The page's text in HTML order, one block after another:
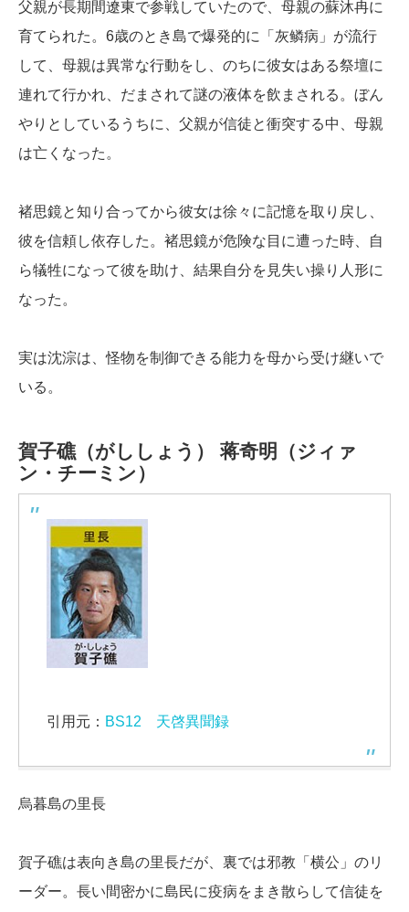
父親が長期間遼東で参戦していたので、母親の蘇沐冉に
育てられた。6歳のとき島で爆発的に「灰鳞病」が流行
して、母親は異常な行動をし、のちに彼女はある祭壇に
連れて行かれ、だまされて謎の液体を飲まされる。ぼん
やりとしているうちに、父親が信徒と衝突する中、母親
は亡くなった。
褚思鏡と知り合ってから彼女は徐々に記憶を取り戻し、
彼を信頼し依存した。褚思鏡が危険な目に遭った時、自
ら犠牲になって彼を助け、結果自分を見失い操り人形に
なった。
実は沈淙は、怪物を制御できる能力を母から受け継いで
いる。
賀子礁（がししょう）
蒋奇明（ジィァ
ン・チーミン）
引用元： BS12 天啓異聞録
烏暮島の里長
賀子礁は表向き島の里長だが、裏では邪教「横公」のリ
ーダー。長い間密かに島民に疫病をまき散らして信徒を